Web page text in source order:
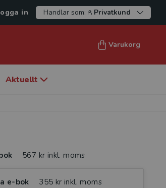
in Handlar som: Privatkund
Varukorg
Aktuellt
567 kr inkl. moms
e-bok 355 kr inkl. moms